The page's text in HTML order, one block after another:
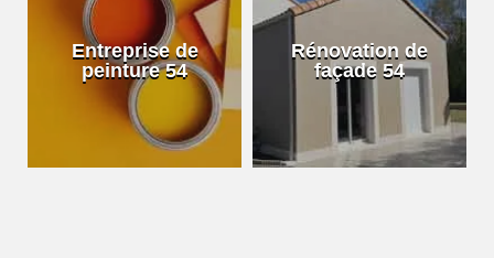
Entreprise de
peinture 54
Rénovation de
façade 54